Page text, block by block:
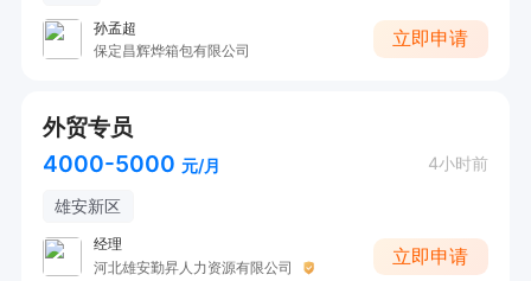
孙孟超
保定昌辉烨箱包有限公司
立即申请
外贸专员
4000-5000 元/月 4小时前
雄安新区
经理
河北雄安勤昇人力资源有限公司
立即申请